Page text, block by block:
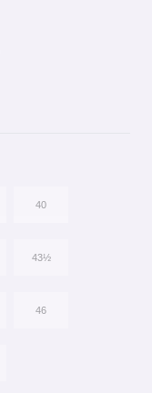
40
43½
46